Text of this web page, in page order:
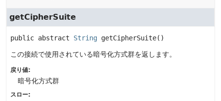
getCipherSuite
public abstract String getCipherSuite()
この接続で使用されている暗号化方式群を返します。
戻り値:
暗号化方式群
スロー: